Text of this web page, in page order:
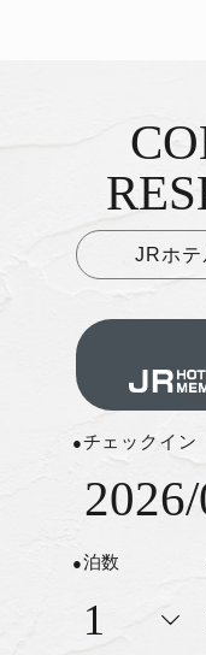
お問い
JRホテ
チェックイン
泊数